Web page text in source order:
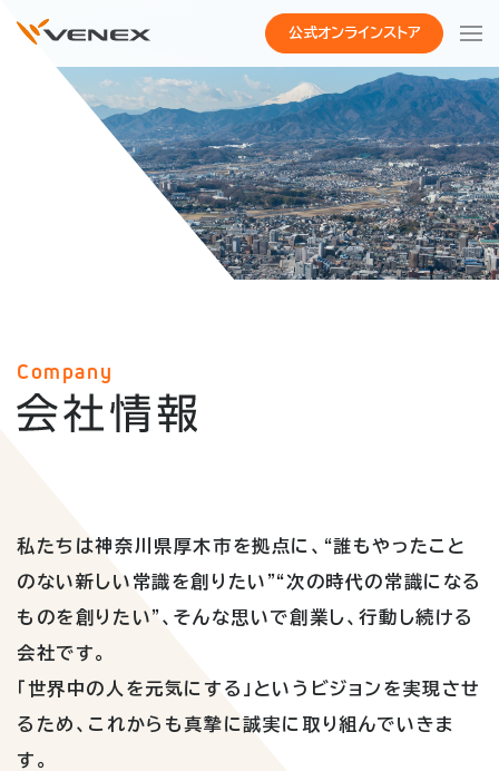
公式オンラインストア
Company
私たちは神奈川県厚木市を拠点に、“誰もやったこと
のない新しい常識を創りたい”“次の時代の常識になる
ものを創りたい”、そんな思いで創業し、行動し続ける
会社です。
「世界中の人を元気にする」というビジョンを実現させ
るため、これからも真摯に誠実に取り組んでいきま
す。